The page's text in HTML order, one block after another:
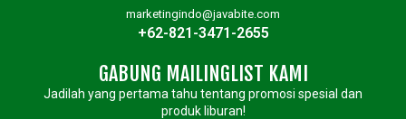
marketingindo@javabite.com
+62-821-3471-2655
GABUNG MAILINGLIST KAMI
Jadilah yang pertama tahu tentang promosi spesial dan
produk liburan!